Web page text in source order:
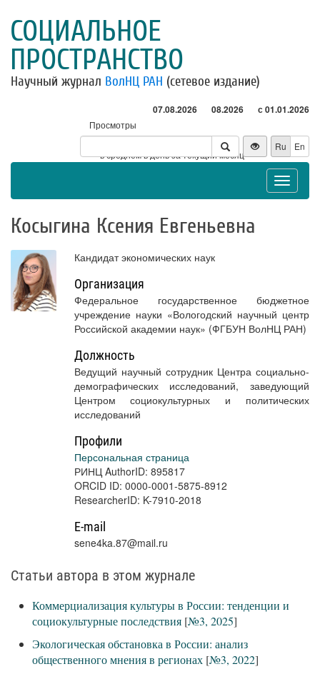
СОЦИАЛЬНОЕ
ПРОСТРАНСТВО
Научный журнал ВолНЦ РАН (сетевое издание)
07.08.2026 08.2026 с 01.01.2026
Просмотры
Посетители
* - в среднем в день за текущий месяц
Ru En
Toggle
Косыгина Ксения Евгеньевна
Кандидат экономических наук
Организация
Федеральное государственное бюджетное
учреждение науки «Вологодский научный центр
Российской академии наук» (ФГБУН ВолНЦ РАН)
Должность
Ведущий научный сотрудник Центра социально-
демографических исследований, заведующий
Центром социокультурных и политических
исследований
Профили
Персональная страница
РИНЦ AuthorID: 895817
ORCID ID: 0000-0001-5875-8912
ResearcherID: K-7910-2018
E-mail
sene4ka.87@mail.ru
Статьи автора в этом журнале
Коммерциализация культуры в России: тенденции и
социокультурные последствия [№3, 2025]
Экологическая обстановка в России: анализ
общественного мнения в регионах [№3, 2022]